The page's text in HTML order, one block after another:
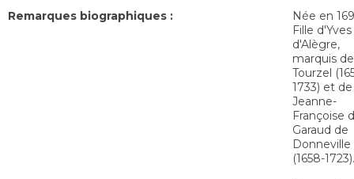
Remarques biographiques :
Née en
Fille d'Yves
d'Alègre,
marquis de
Tourzel
1733) et de
Jeanne-
Françoise
Garaud de
Donneville
(1658-1723).